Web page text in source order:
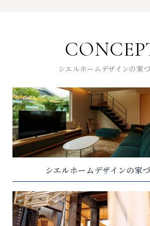
シエルホームデザインの家
シエルホームデザインの家